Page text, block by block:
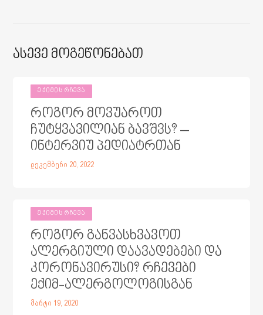
Ასევე Მოგეწონებათ
ᲔᲥᲘᲛᲘᲡ ᲠᲩᲔᲕᲐ
როგორ მოვუაროთ
ჩუტყვავილიან ბავშვს? –
ინტერვიუ პედიატრთან
დეკემბერი 20, 2022
ᲔᲥᲘᲛᲘᲡ ᲠᲩᲔᲕᲐ
როგორ განვასხვავოთ
ალერგიული დაავადებები და
კორონავირუსი? რჩევები
ექიმ-ალერგოლოგისგან
მარტი 19, 2020